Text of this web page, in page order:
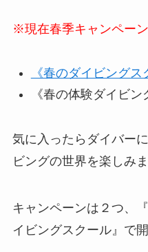
※現在春季キャンペーン
《春のダイビングス
《春の体験ダイビン
気に入ったらダイバー
キャンペーンは２つ、
イビングスクール』で